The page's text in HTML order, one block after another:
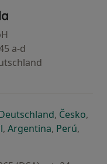
- Startseite
a-d
Registerkarte
einer neuen
in einer neuen
öffnet in
, Česko,
Registerkarte
neuen Registerkarte
einer neuen
öffnet in einer neuen
, Argentinaöffnet in
, Perúöffnet
,